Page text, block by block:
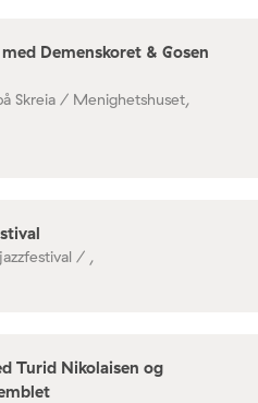
Demenskoret & Gosen
Skreia / Menighetshuset,
/ ,
Turid Nikolaisen og